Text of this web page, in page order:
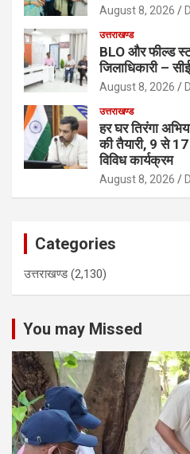
August 8, 2026
उत्तराखण्ड
BLO और फील्ड
जिलाधिकारी –
August 8, 2026
उत्तराखण्ड
हर घर तिरंगा
की तैयारी, 9 से
विविध कार्यक्रम
August 8, 2026
Categories
उत्तराखण्ड(2,130)
You may Missed